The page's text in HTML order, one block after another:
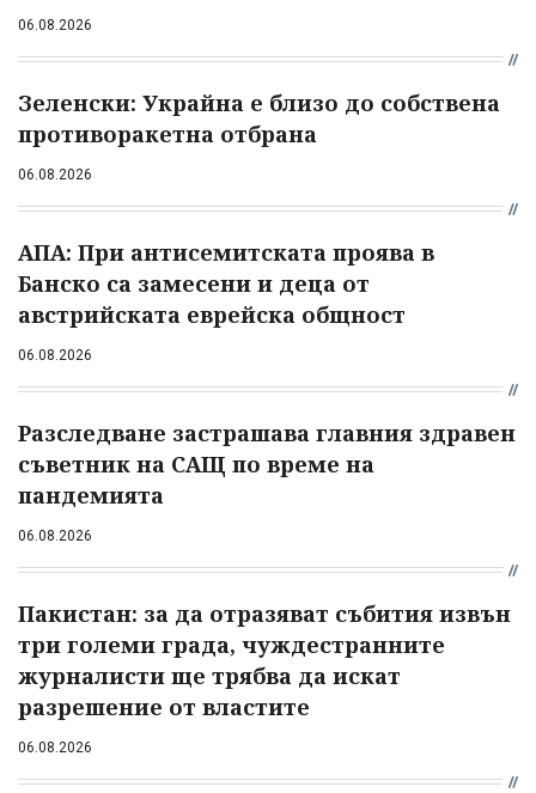
06.08.2026
Зеленски: Украйна е близо до собствена
противоракетна отбрана
06.08.2026
АПА: При антисемитската проява в
Банско са замесени и деца от
австрийската еврейска общност
06.08.2026
Разследване застрашава главния здравен
съветник на САЩ по време на
пандемията
06.08.2026
Пакистан: за да отразяват събития извън
три големи града, чуждестранните
журналисти ще трябва да искат
разрешение от властите
06.08.2026